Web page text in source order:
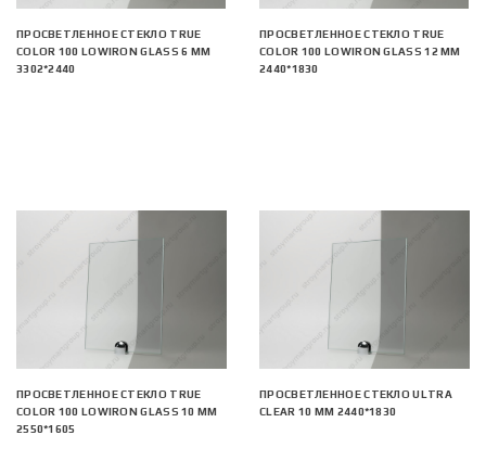
ПРОСВЕТЛЕННОЕ СТЕКЛО TRUE
COLOR 100 LOWIRON GLASS 6 ММ
3302*2440
ПРОСВЕТЛЕННОЕ СТЕКЛО TRUE
COLOR 100 LOWIRON GLASS 12 ММ
2440*1830
ПРОСВЕТЛЕННОЕ СТЕКЛО TRUE
COLOR 100 LOWIRON GLASS 10 ММ
2550*1605
ПРОСВЕТЛЕННОЕ СТЕКЛО ULTRA
CLEAR 10 ММ 2440*1830